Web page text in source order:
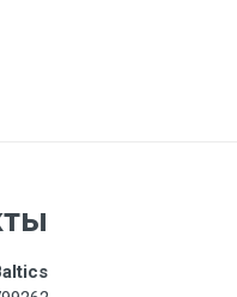
полифенолов,